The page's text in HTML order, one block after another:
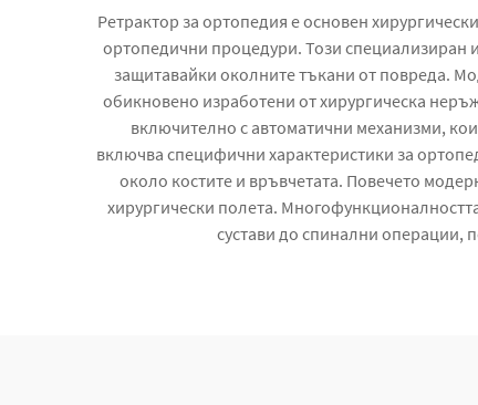
Ретрактор за ортопедия е основен
ортопедични процедури. Този специализиран
защитавайки околните тъкани от повреда.
обикновено изработени от хирургическа
включително с автоматични механизми,
включва специфични характеристики за
около костите и връвчетата. Повечето
хирургически полета.
сустави до спинални операции,